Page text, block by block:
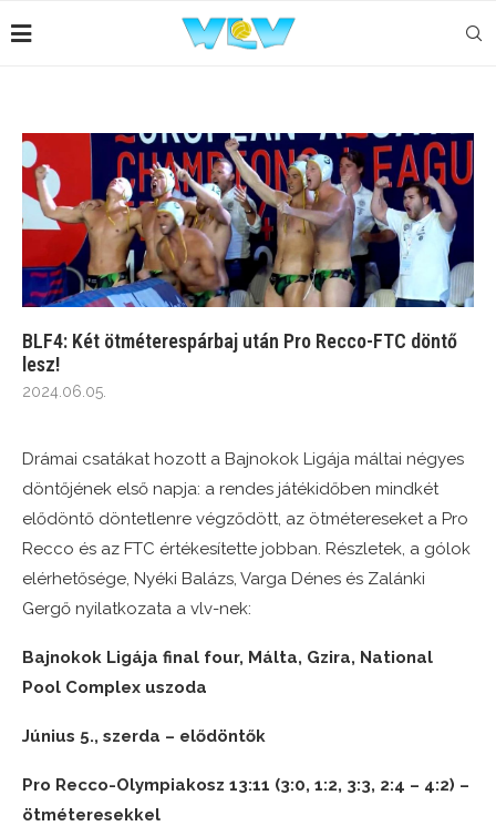
BLF4: Két ötméterespárbaj után Pro Recco-FTC döntő
lesz!
2024.06.05.
Drámai csatákat hozott a Bajnokok Ligája máltai négyes
döntőjének első napja: a rendes játékidőben mindkét
elődöntő döntetlenre végződött, az ötmétereseket a Pro
Recco és az FTC értékesítette jobban. Részletek, a gólok
elérhetősége, Nyéki Balázs, Varga Dénes és Zalánki
Gergő nyilatkozata a vlv-nek:
Bajnokok Ligája final four, Málta, Gzira, National
Pool Complex uszoda
Június 5., szerda – elődöntők
Pro Recco-Olympiakosz 13:11 (3:0, 1:2, 3:3, 2:4 – 4:2) –
ötméteresekkel